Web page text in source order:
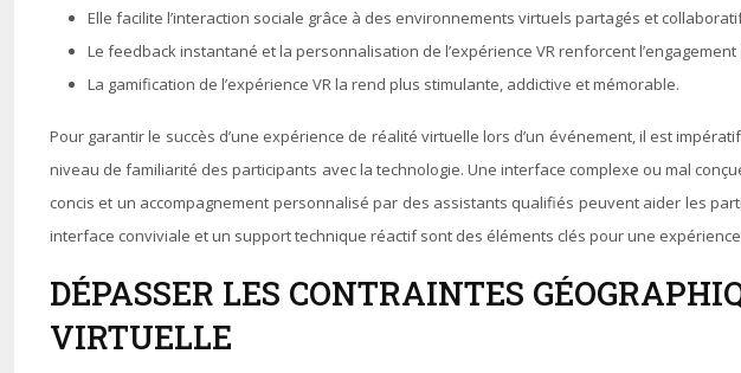
Elle facilite l’interaction sociale grâce à des environnements virtuels partagés et
Le feedback instantané et la personnalisation de l’expérience VR renforcent
La gamification de l’expérience VR la rend plus stimulante, addictive et mémorable.
Pour garantir le succès d’une expérience de réalité virtuelle lors d’un événement, il est
niveau de familiarité des participants avec la technologie. Une interface complexe ou mal
concis et un accompagnement personnalisé par des assistants qualifiés peuvent aider les
interface conviviale et un support technique réactif sont des éléments clés pour une
DÉPASSER LES CONTRAINTES
VIRTUELLE